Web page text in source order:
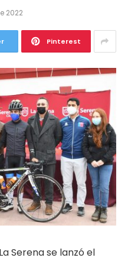
2022
Pinterest
Serena se lanzó el